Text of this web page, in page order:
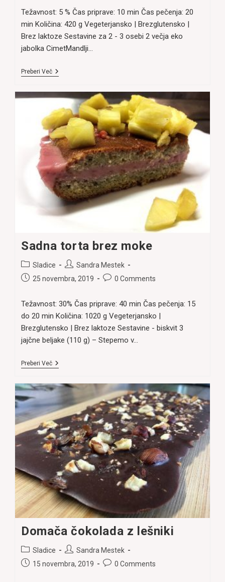
Težavnost: 5 % Čas priprave: 10 min Čas pečenja: 20
min Količina: 420 g Vegeterjansko | Brezglutensko |
Brez laktoze Sestavine za 2 - 3 osebi 2 večja eko
jabolka CimetMandlji…
Preberi VečPečena
Cimetom
Sadna torta brez moke
Post
category:
Sladice
Post
author:
Sandra Mestek
Post25 novembra, 2019
Post0 Comments
Težavnost: 30% Čas priprave: 40 min Čas pečenja: 15
do 20 min Količina: 1020 g Vegeterjansko |
Brezglutensko | Brez laktoze Sestavine - biskvit 3
jajčne beljake (110 g) – Stepemo v…
Preberi VečSadna
Moke
Domača čokolada z lešniki
Post
category:
Sladice
Post
author:
Sandra Mestek
Post15 novembra, 2019
Post0 Comments